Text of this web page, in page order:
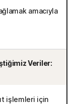
amacıyla
Veriler:
işlemleri için